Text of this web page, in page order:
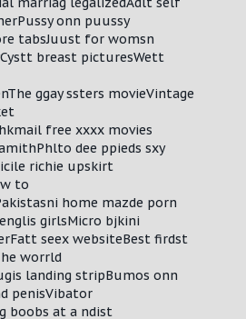
onn puussy
tabsJuust for womsn
breast picturesWett
ggay ssters movieVintage
free xxxx movies
dee ppieds sxy
richie upskirt
to
home mazde porn
girlsMicro bjkini
seex websiteBest firdst
worrld
landing stripBumos onn
penisVibator
boobs at a ndist